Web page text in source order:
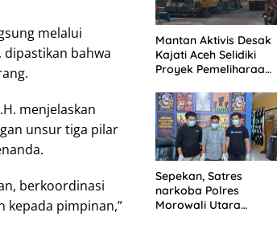
melalui
bahwa
menjelaskan
unsur tiga pilar
berkoordinasi
kepada pimpinan,”
Mantan Aktivis Desak
Kajati Aceh Selidiki
Proyek Pemeliharaan
Langsa
Sepekan, Satres
narkoba Polres
Morowali Utara